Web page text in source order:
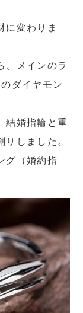
に変わりま
、メインのラ
ダイヤモン
結婚指輪と重
しました。
グ（婚約指